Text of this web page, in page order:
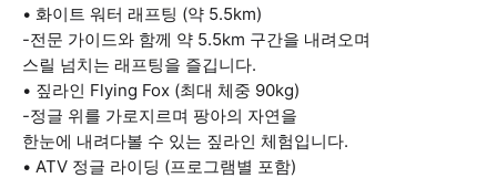
• 화이트 워터 래프팅 (약 5.5km)
-전문 가이드와 함께 약 5.5km 구간을 내려오며
스릴 넘치는 래프팅을 즐깁니다.
• 짚라인 Flying Fox (최대 체중 90kg)
-정글 위를 가로지르며 팡아의 자연을
한눈에 내려다볼 수 있는 짚라인 체험입니다.
• ATV 정글 라이딩 (프로그램별 포함)